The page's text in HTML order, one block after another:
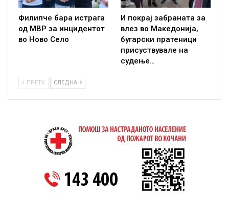
Филипче бара истрага
од МВР за инцидентот
во Ново Село
И покрај забраната за
влез во Македонија,
бугарски пратеници
присуствувале на
судење…
ПРЕТХ СЛЕДНА